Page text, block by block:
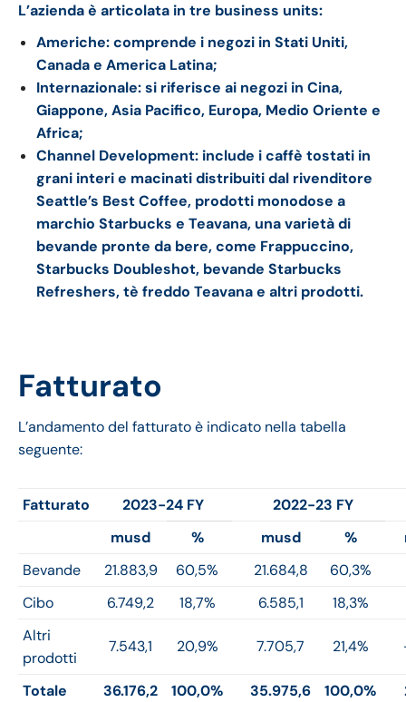
L’azienda è articolata in tre business units:
Americhe: comprende i negozi in Stati Uniti,
Canada e America Latina;
Internazionale: si riferisce ai negozi in Cina,
Giappone, Asia Pacifico, Europa, Medio Oriente e
Africa;
Channel Development: include i caffè tostati in
grani interi e macinati distribuiti dal rivenditore
Seattle’s Best Coffee, prodotti monodose a
marchio Starbucks e Teavana, una varietà di
bevande pronte da bere, come Frappuccino,
Starbucks Doubleshot, bevande Starbucks
Refreshers, tè freddo Teavana e altri prodotti.
Fatturato
L’andamento del fatturato è indicato nella tabella
seguente:
Fatturato 2023-24 FY
2022-23 FY
musd
% musd %
Bevande
21.883,9 60,5% 21.684,8
60,3%
Cibo
6.749,2 18,7% 6.585,1
18,3%
Altri
prodotti
7.543,1 20,9% 7.705,7 21,4%
Totale 36.176,2 100,0% 35.975,6 100,0%